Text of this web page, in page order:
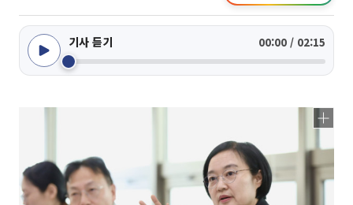
기사 듣기 00:00 / 02:15